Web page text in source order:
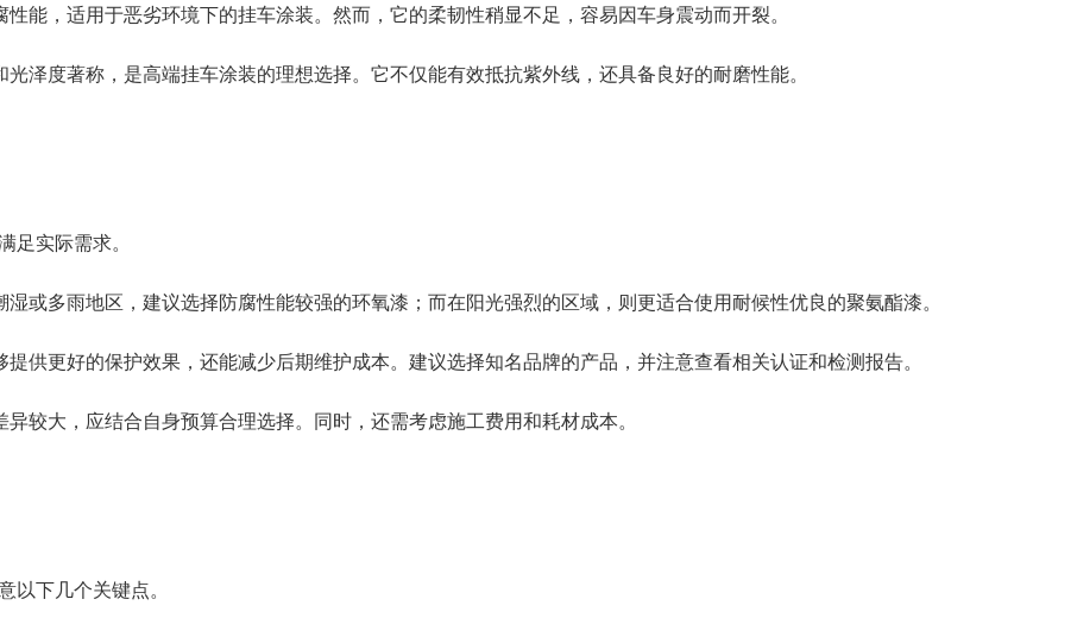
能，适用于恶劣环境下的挂车涂装。然而，它的柔韧性稍显不足，容易因车身震动而开裂。
泽度著称，是高端挂车涂装的理想选择。它不仅能有效抵抗紫外线，还具备良好的耐磨性能。
足实际需求。
或多雨地区，建议选择防腐性能较强的环氧漆；而在阳光强烈的区域，则更适合使用耐候性优良的聚氨酯漆。
供更好的保护效果，还能减少后期维护成本。建议选择知名品牌的产品，并注意查看相关认证和检测报告。
较大，应结合自身预算合理选择。同时，还需考虑施工费用和耗材成本。
以下几个关键点。